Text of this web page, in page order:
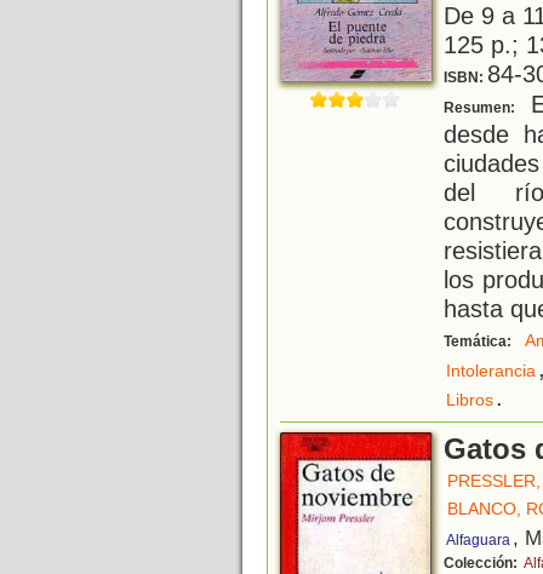
De 9 a
125 p.;
ISBN: 84-
Resumen:
desde
del
los
hasta
Temática:
Intolerancia
Libros.
Gatos
BLANCO,
Alfaguara ,
Colección: